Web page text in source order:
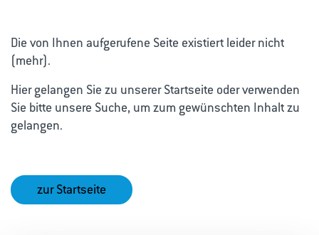
Die von Ihnen aufgerufene Seite existiert leider nicht
(mehr).
Hier gelangen Sie zu unserer Startseite oder verwenden
Sie bitte unsere Suche, um zum gewünschten Inhalt zu
gelangen.
zur Startseite